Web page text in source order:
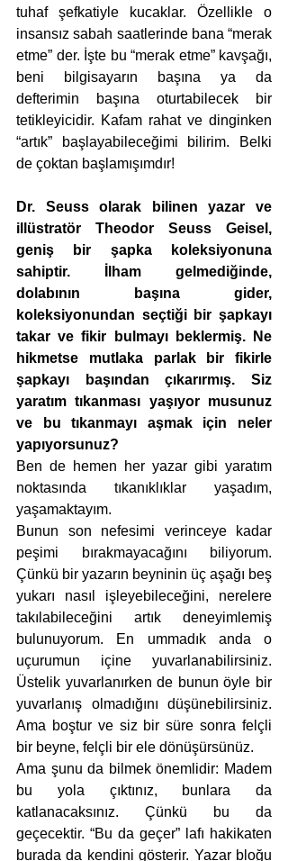
tuhaf şefkatiyle kucaklar. Özellikle o
insansız sabah saatlerinde bana “merak
etme” der. İşte bu “merak etme” kavşağı,
beni bilgisayarın başına ya da
defterimin başına oturtabilecek bir
tetikleyicidir. Kafam rahat ve dinginken
“artık” başlayabileceğimi bilirim. Belki
de çoktan başlamışımdır!
Dr. Seuss olarak bilinen yazar ve
illüstratör Theodor Seuss Geisel,
geniş bir şapka koleksiyonuna
sahiptir. İlham gelmediğinde,
dolabının başına gider,
koleksiyonundan seçtiği bir şapkayı
takar ve fikir bulmayı beklermiş. Ne
hikmetse mutlaka parlak bir fikirle
şapkayı başından çıkarırmış. Siz
yaratım tıkanması yaşıyor musunuz
ve bu tıkanmayı aşmak için neler
yapıyorsunuz?
Ben de hemen her yazar gibi yaratım
noktasında tıkanıklıklar yaşadım,
yaşamaktayım.
Bunun son nefesimi verinceye kadar
peşimi bırakmayacağını biliyorum.
Çünkü bir yazarın beyninin üç aşağı beş
yukarı nasıl işleyebileceğini, nerelere
takılabileceğini artık deneyimlemiş
bulunuyorum. En ummadık anda o
uçurumun içine yuvarlanabilirsiniz.
Üstelik yuvarlanırken de bunun öyle bir
yuvarlanış olmadığını düşünebilirsiniz.
Ama boştur ve siz bir süre sonra felçli
bir beyne, felçli bir ele dönüşürsünüz.
Ama şunu da bilmek önemlidir: Madem
bu yola çıktınız, bunlara da
katlanacaksınız. Çünkü bu da
geçecektir. “Bu da geçer” lafı hakikaten
burada da kendini gösterir. Yazar bloğu